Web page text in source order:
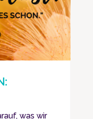
was wir